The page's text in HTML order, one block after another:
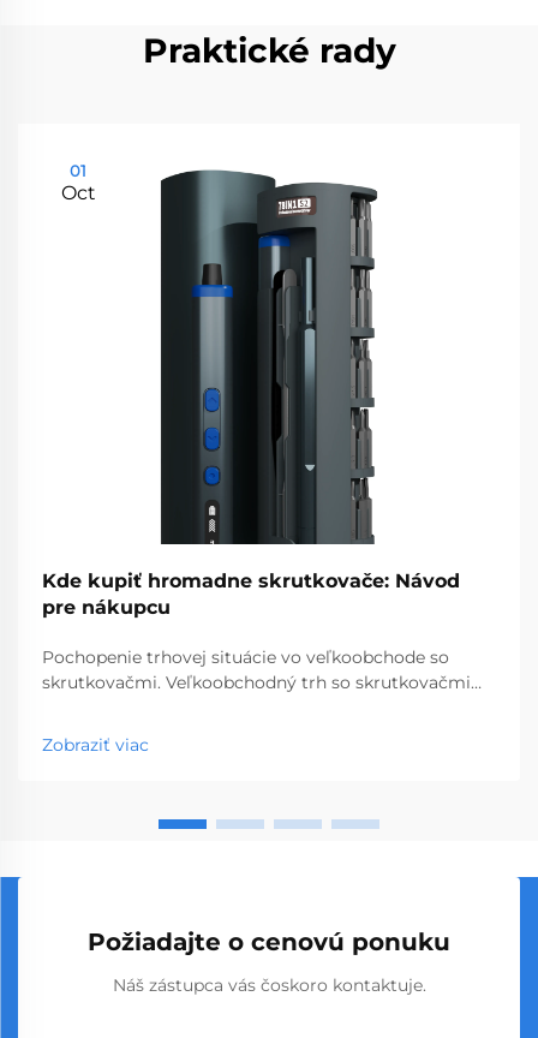
Praktické rady
01
Oct
Kde kupiť hromadne skrutkovače: Návod
pre nákupcu
Pochopenie trhovej situácie vo veľkoobchode so
skrutkovačmi. Veľkoobchodný trh so skrutkovačmi
nástrojov, ktorý obsluhuje podniky od obchodov so
stavebninami až po stavebné spoločnosti. S
Zobraziť viac
Požiadajte o cenovú ponuku
Náš zástupca vás čoskoro kontaktuje.